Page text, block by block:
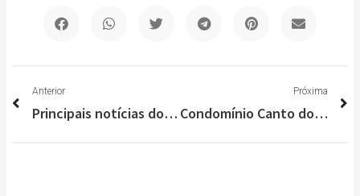
Anterior
Principais notícias do Brasil e do Mundo nesta segunda-feira (20/12)
Próxima
Condomínio Canto do Riacho prepara melhor festa de Reveillon de Lagoa Santa